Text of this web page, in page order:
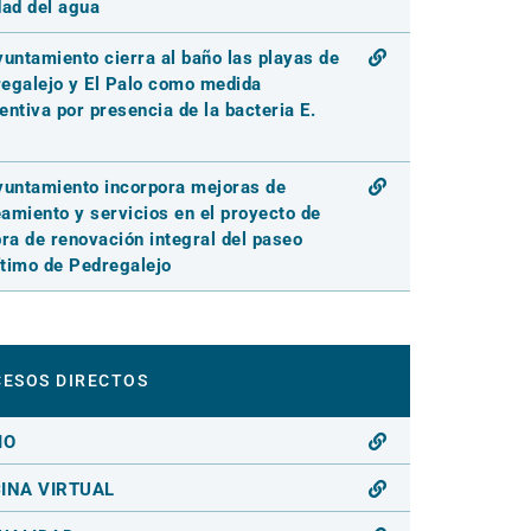
del agua
cierra al baño las playas de
y El Palo como medida
por presencia de la bacteria E.
incorpora mejoras de
y servicios en el proyecto de
de renovación integral del paseo
de Pedregalejo
DIRECTOS
VIRTUAL